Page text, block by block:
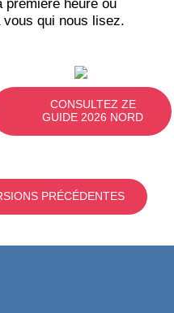
première heure ou
vous qui nous lisez.
CONSULTEZ ZE
GUIDE 2026 NORD
PRÉCÉDENTES